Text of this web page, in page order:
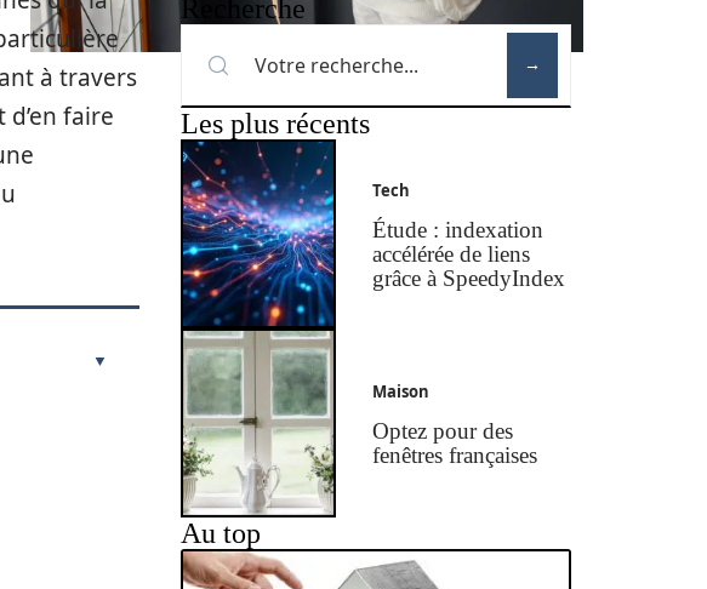
à travers
faire
Recherche
Les plus récents
Tech
Étude : indexation
accélérée de liens
grâce à SpeedyIndex
Maison
Optez pour des
fenêtres françaises
Au top